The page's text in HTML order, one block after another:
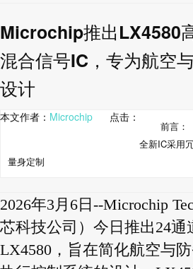
Microchip推出LX4580
混合信号IC，专为航空
设计
本文作者： Microchip 点击：
前言：
全新IC采用
量身定制
2026年3月6日--Microchip
芯科技公司）今日推出24
LX4580，旨在简化航空与